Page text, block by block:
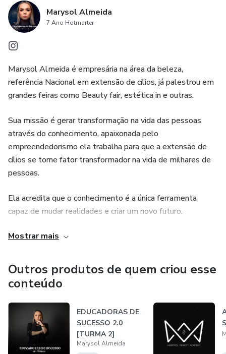
Marysol Almeida
7 Ano Hotmarter
Marysol Almeida é empresária na área da beleza,
referência Nacional em extensão de cílios, já palestrou em
grandes feiras como Beauty fair, estética in e outras.
Sua missão é gerar transformação na vida das pessoas
através do conhecimento, apaixonada pelo
empreendedorismo ela trabalha para que a extensão de
cílios se torne fator transformador na vida de milhares de
pessoas.
Ela acredita que o conhecimento é a única ferramenta
capaz de mudar realidades e criar um novo futuro.
Estudiosa assídua, nunca para de pesquisar para trazer mais
Mostrar mais
Outros produtos de quem criou esse
conteúdo
EDUCADORAS DE
SUCESSO 2.0
[TURMA 2]
Marysol Almeida